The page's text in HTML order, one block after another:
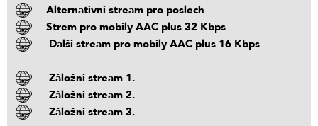
Alternativní stream pro poslech
Strem pro mobily AAC plus 32 Kbps
Další stream pro mobily AAC plus 16 Kbps
Záložní stream 1.
Záložní stream 2.
Záložní stream 3.